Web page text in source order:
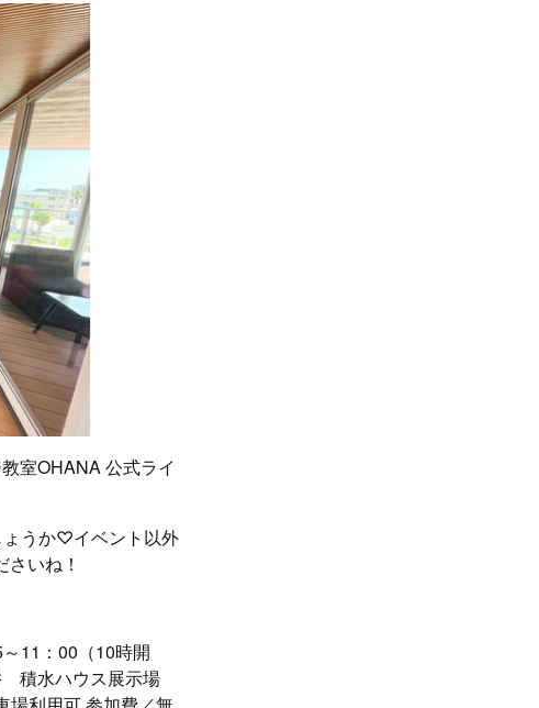
室OHANA 公式ライ
ょうか♡イベント以外
いね！
11：00（10時開
積水ハウス展示場